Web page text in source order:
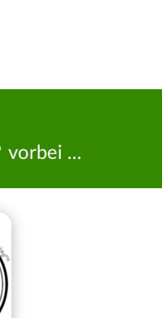
vorbei ...